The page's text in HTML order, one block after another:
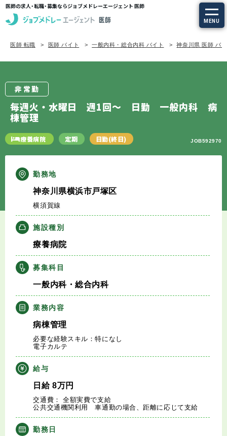
医師の求人・転職・募集ならジョブメドレーエージェント 医師
MENU
求人を探す
定期非常勤の求人
エージェントサービスTOP
サービスの流れ
キャリアアドバイザー紹介
医師の求人・転職Q&A
知りたい・聞きたい
転職成功事例
医師の転職マニュアル
データで見る医師の平均年収
医師に役立つ取材記事
大学医局紹介
医師 転職 医師 バイト 一般内科・総合内科 バイト 神奈川県 医師 バ
非常勤
毎週火・水曜日 週1回～ 日勤 一般内科 病
棟管理
療養病院 定期 日勤(終日) JOB592970
勤務地
神奈川県横浜市戸塚区
横須賀線
施設種別
療養病院
募集科目
一般内科・総合内科
業務内容
病棟管理
必要な経験スキル：特になし
電子カルテ
給与
日給8万円
交通費： 全額実費で支給
公共交通機関利用 車通勤の場合、距離に応じて支給
勤務日